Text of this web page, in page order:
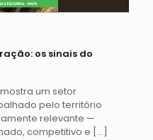
os sinais do
um setor
pelo território
relevante —
competitivo e […]